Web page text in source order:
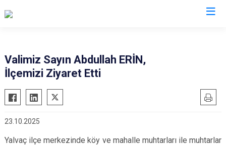
Atabey
Eğirdir
Gönen
Keçiborlu
Yenişarbademli
Valimiz Sayın Abdullah ERİN,
İlçemizi Ziyaret Etti
23.10.2025
Yalvaç ilçe merkezinde köy ve mahalle muhtarları ile muhtarlar